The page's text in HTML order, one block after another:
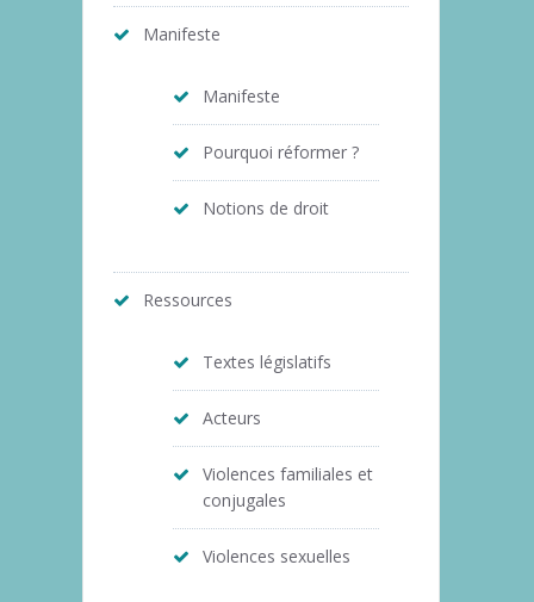
Manifeste
Manifeste
Pourquoi réformer ?
Notions de droit
Ressources
Textes législatifs
Acteurs
Violences familiales et
conjugales
Violences sexuelles